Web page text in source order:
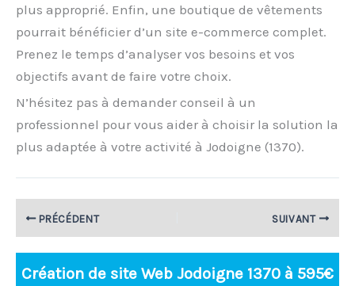
plus approprié. Enfin, une boutique de vêtements
pourrait bénéficier d’un site e-commerce complet.
Prenez le temps d’analyser vos besoins et vos
objectifs avant de faire votre choix.
N’hésitez pas à demander conseil à un
professionnel pour vous aider à choisir la solution la
plus adaptée à votre activité à Jodoigne (1370).
PRÉCÉDENT SUIVANT
Création de site Web Jodoigne 1370 à 595€